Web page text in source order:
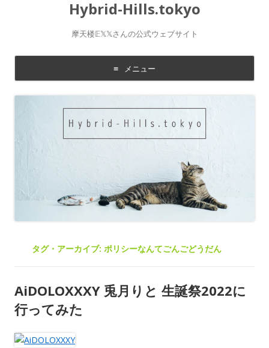
Hybrid-Hills.tokyo
摩天楼𝔼𝕏𝕏さんの公式ウェブサイト
メニュー
コ
ン
動
タグ・アーカイブ: ポリシーなんてごんごどうだん
AiDOLOXXXY 兎月りと 生誕祭2022に
行ってみた